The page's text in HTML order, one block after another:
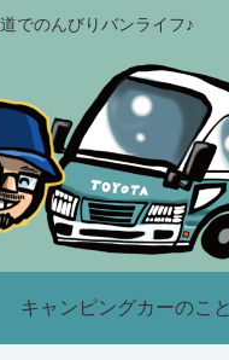
でのんびりバンライフ♪
キャンピングカーのこと